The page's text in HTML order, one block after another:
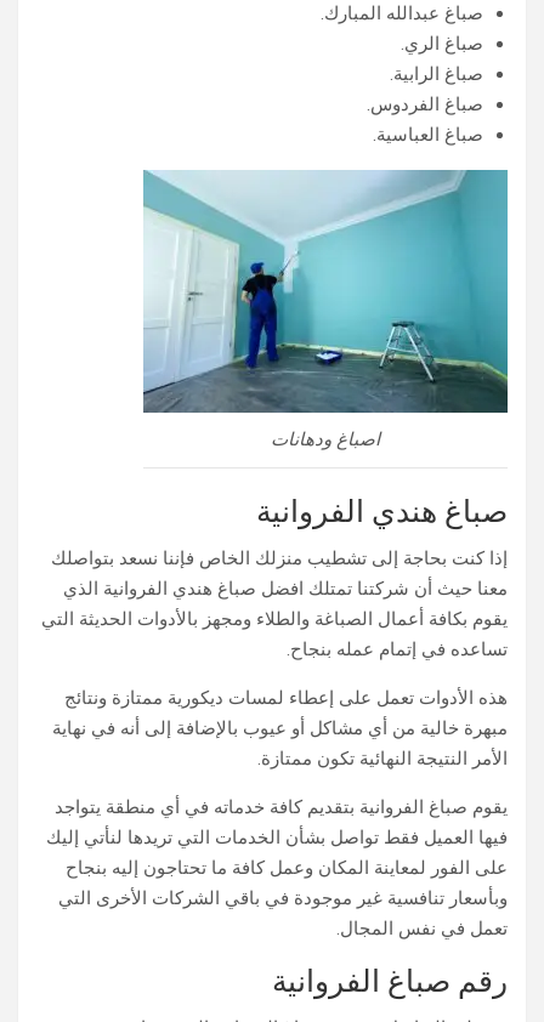
صباغ عبدالله المبارك.
صباغ الري.
صباغ الرابية.
صباغ الفردوس.
صباغ العباسية.
اصباغ ودهانات
صباغ هندي الفروانية
إذا كنت بحاجة إلى تشطيب منزلك الخاص فإننا نسعد بتواصلك
معنا حيث أن شركتنا تمتلك افضل صباغ هندي الفروانية الذي
يقوم بكافة أعمال الصباغة والطلاء ومجهز بالأدوات الحديثة التي
تساعده في إتمام عمله بنجاح.
هذه الأدوات تعمل على إعطاء لمسات ديكورية ممتازة ونتائج
مبهرة خالية من أي مشاكل أو عيوب بالإضافة إلى أنه في نهاية
الأمر النتيجة النهائية تكون ممتازة.
يقوم صباغ الفروانية بتقديم كافة خدماته في أي منطقة يتواجد
فيها العميل فقط تواصل بشأن الخدمات التي تريدها لنأتي إليك
على الفور لمعاينة المكان وعمل كافة ما تحتاجون إليه بنجاح
وبأسعار تنافسية غير موجودة في باقي الشركات الأخرى التي
تعمل في نفس المجال.
رقم صباغ الفروانية